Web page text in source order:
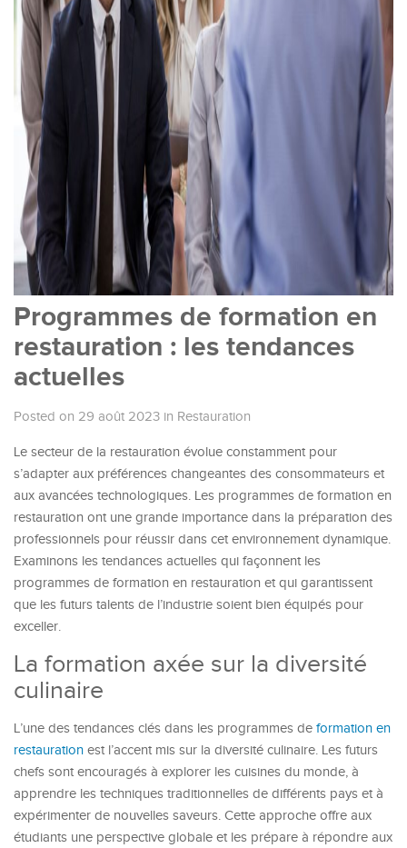
Programmes de formation en
restauration : les tendances
actuelles
Posted on 29 août 2023 in Restauration
Le secteur de la restauration évolue constamment pour
s’adapter aux préférences changeantes des consommateurs et
aux avancées technologiques. Les programmes de formation en
restauration ont une grande importance dans la préparation des
professionnels pour réussir dans cet environnement dynamique.
Examinons les tendances actuelles qui façonnent les
programmes de formation en restauration et qui garantissent
que les futurs talents de l’industrie soient bien équipés pour
exceller.
La formation axée sur la diversité
culinaire
L’une des tendances clés dans les programmes de formation en
restauration est l’accent mis sur la diversité culinaire. Les futurs
chefs sont encouragés à explorer les cuisines du monde, à
apprendre les techniques traditionnelles de différents pays et à
expérimenter de nouvelles saveurs. Cette approche offre aux
étudiants une perspective globale et les prépare à répondre aux